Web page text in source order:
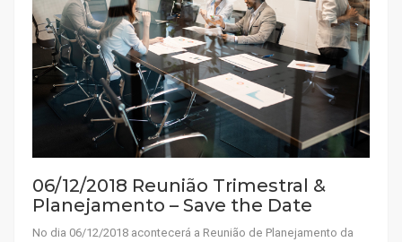
06/12/2018 Reunião Trimestral &
Planejamento – Save the Date
No dia 06/12/2018 acontecerá a Reunião de Planejamento da